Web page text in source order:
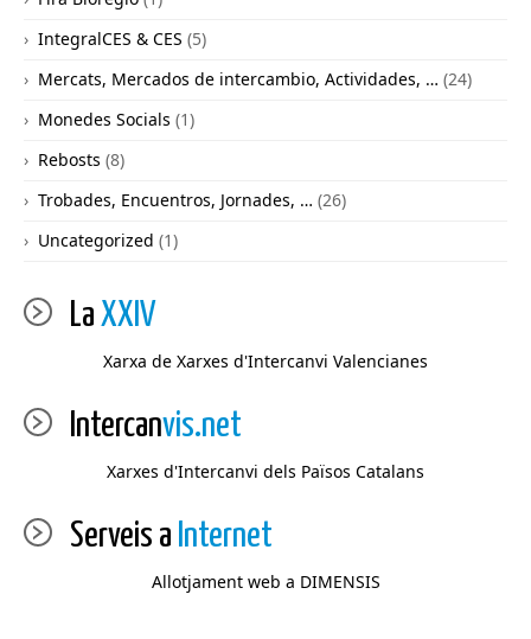
IntegralCES & CES (5)
Mercats, Mercados de intercambio, Actividades, … (24)
Monedes Socials (1)
Rebosts (8)
Trobades, Encuentros, Jornades, … (26)
Uncategorized (1)
La XXIV
Xarxa de Xarxes d'Intercanvi Valencianes
Intercanvis.net
Xarxes d'Intercanvi dels Països Catalans
Serveis a Internet
Allotjament web a DIMENSIS